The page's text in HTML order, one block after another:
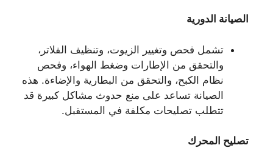
الصيانة الدورية
تشمل فحص وتغيير الزيوت، وتنظيف الفلاتر،
والتحقق من الإطارات وضغط الهواء، وفحص
نظام الكبح، والتحقق من البطارية والإضاءة. هذه
الصيانة تساعد على منع حدوث مشاكل كبيرة قد
تتطلب تصليحات مكلفة في المستقبل.
تصليح المحرك